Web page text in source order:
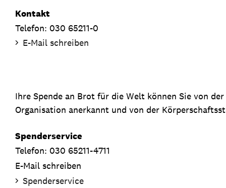
Kontakt
Telefon: 030 65211-0
E-Mail schreiben
Ihre Spende an Brot für die Welt können Sie von
Organisation anerkannt und von der
Spenderservice
Telefon: 030 65211-4711
E-Mail schreiben
Spenderservice